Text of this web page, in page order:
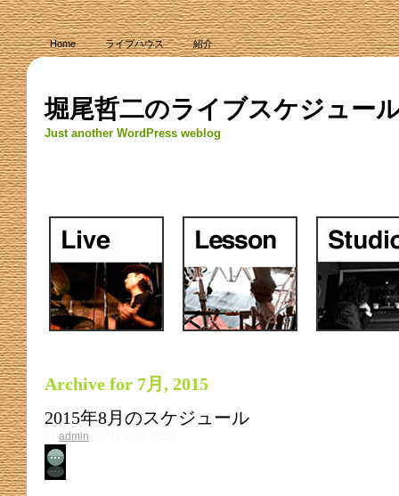
Home ライブハウス 紹介
堀尾哲二のライブスケジュー
Just another WordPress weblog
Archive for 7月, 2015
2015年8月のスケジュール
admin